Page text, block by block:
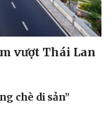
vượt Thái Lan
chè di sản”